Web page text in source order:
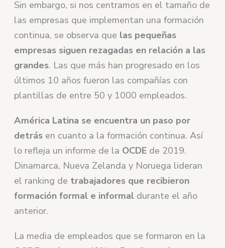
Sin embargo, si nos centramos en el tamaño de
las empresas que implementan una formación
continua, se observa que las pequeñas
empresas siguen rezagadas en relación a las
grandes. Las que más han progresado en los
últimos 10 años fueron las compañías con
plantillas de entre 50 y 1000 empleados.
América Latina se encuentra un paso por
detrás en cuanto a la formación continua. Así
lo refleja un informe de la OCDE de 2019.
Dinamarca, Nueva Zelanda y Noruega lideran
el ranking de trabajadores que recibieron
formación formal e informal durante el año
anterior.
La media de empleados que se formaron en la